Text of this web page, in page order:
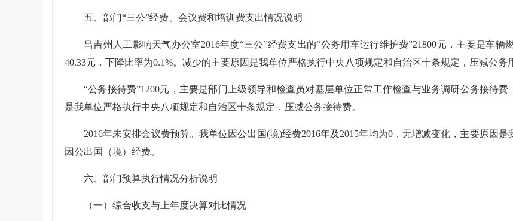
五、部门“三公”经费、会议费和培训费支出情况说明
昌吉州人工影响天气办公室2016年度“三公”经费支出的“公务用车运行维护费”21800元，主要是车
40.33元，下降比率为0.1%。减少的主要原因是我单位严格执行中央八项规定和自治区十条规定，压减公务
“公务接待费”1200元，主要是部门上级领导和检查员对基层单位正常工作检查与业务调研公务接待
是我单位严格执行中央八项规定和自治区十条规定，压减公务接待费。
2016年未安排会议费预算。我单位因公出国(境)经费2016年及2015年均为0，无增减变化，主要原因
因公出国（境）经费。
六、部门预算执行情况分析说明
（一）综合收支与上年度决算对比情况